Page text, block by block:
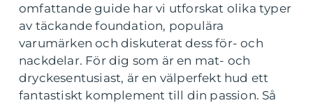
omfattande guide har vi utforskat olika typer
av täckande foundation, populära
varumärken och diskuterat dess för- och
nackdelar. För dig som är en mat- och
dryckesentusiast, är en välperfekt hud ett
fantastiskt komplement till din passion. Så